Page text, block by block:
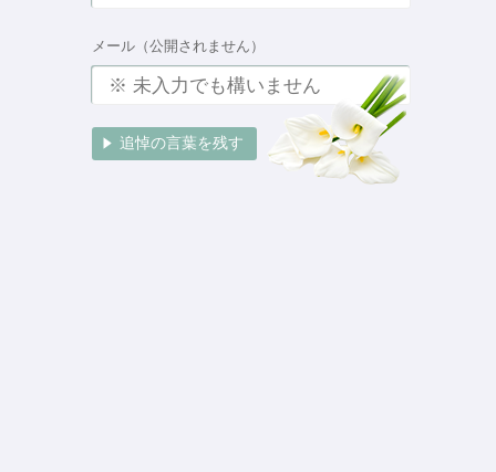
メール（公開されません）